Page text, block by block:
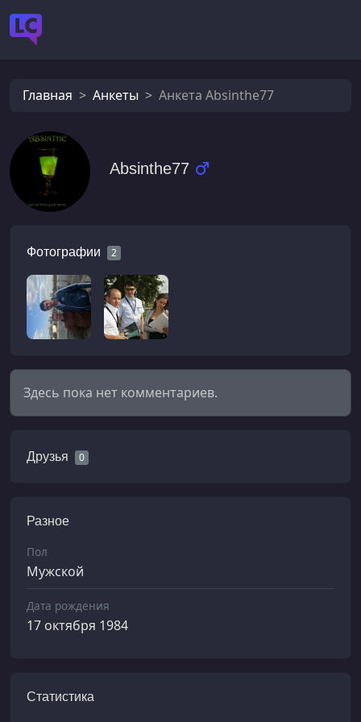
Главная Анкеты Анкета Absinthe77
Absinthe77
Фотографии 2
Здесь пока нет комментариев.
Друзья 0
Разное
Пол
Мужской
Дата рождения
17 октября 1984
Статистика